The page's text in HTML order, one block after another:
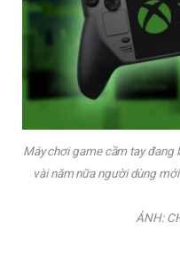
Máy chơi game cầm tay đang
vài năm nữa người dùng
ẢNH: